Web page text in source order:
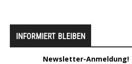
INFORMIERT BLEIBEN
Newsletter-Anmeldung!